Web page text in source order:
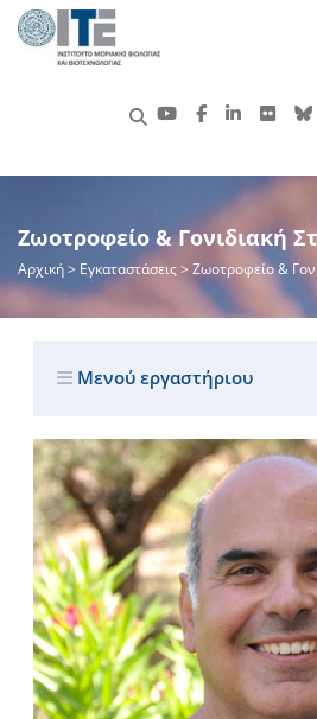
Ζωοτροφείο & Γονιδιακή
Αρχική> Εγκαταστάσεις > Ζωοτροφείο &
Μενού εργαστήριου